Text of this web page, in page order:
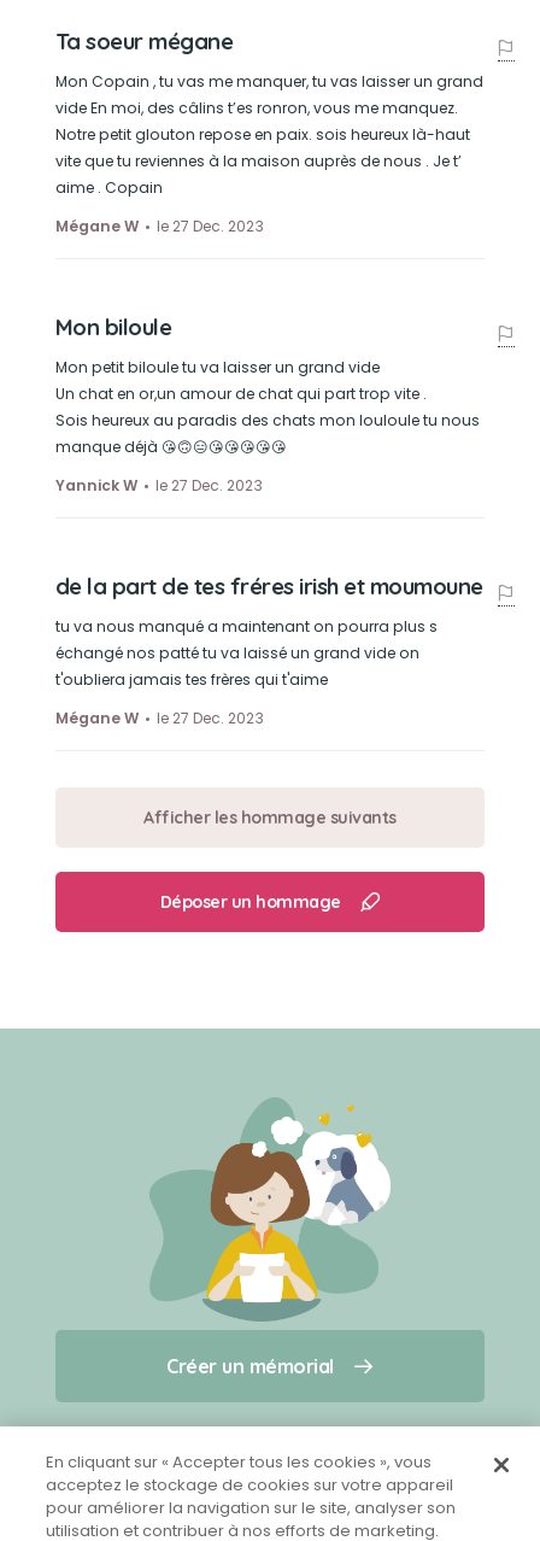
Créer un mémorial
Qui sommes-nous ?
Nous contacter
Partager sur Facebook
Ta soeur mégane
Mon Copain , tu vas me manquer, tu vas laisser un grand
vide En moi, des câlins t’es ronron, vous me manquez.
Notre petit glouton repose en paix. sois heureux là-haut
vite que tu reviennes à la maison auprès de nous . Je t’
aime . Copain
Mégane W
le 27 Dec. 2023
Mon biloule
Mon petit biloule tu va laisser un grand vide
Un chat en or,un amour de chat qui part trop vite .
Sois heureux au paradis des chats mon louloule tu nous
manque déjà 😘🙃😑😘😘😘😘😘
Yannick W
le 27 Dec. 2023
de la part de tes fréres irish et moumoune
tu va nous manqué a maintenant on pourra plus s
échangé nos patté tu va laissé un grand vide on
t'oubliera jamais tes frères qui t'aime
Mégane W
le 27 Dec. 2023
Afficher les hommage suivants
Déposer un hommage
Créer un mémorial
En cliquant sur « Accepter tous les cookies », vous
acceptez le stockage de cookies sur votre appareil
pour améliorer la navigation sur le site, analyser son
utilisation et contribuer à nos efforts de marketing.